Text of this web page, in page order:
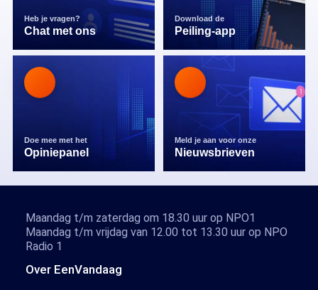
Heb je vragen?
Chat met ons
Download de
Peiling-app
Doe mee met het
Opiniepanel
Meld je aan voor onze
Nieuwsbrieven
Over EenVandaag
Maandag t/m zaterdag om 18.30 uur op NPO1
Maandag t/m vrijdag van 12.00 tot 13.30 uur op NPO
Radio 1